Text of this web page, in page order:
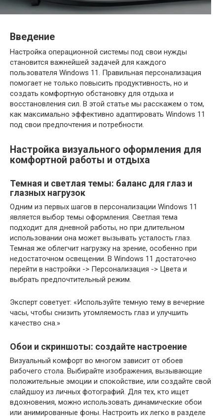
Введение
Настройка операционной системы под свои нужды
становится важнейшей задачей для каждого
пользователя Windows 11. Правильная персонализация
помогает не только повысить продуктивность, но и
создать комфортную обстановку для отдыха и
восстановления сил. В этой статье мы расскажем о том,
как максимально эффективно адаптировать Windows 11
под свои предпочтения и потребности.
Настройка визуального оформления для
комфортной работы и отдыха
Темная и светлая темы: баланс для глаз и
глазных нагрузок
Одним из первых шагов в персонализации Windows 11
является выбор темы оформления. Светлая тема
подходит для дневной работы, но при длительном
использовании она может вызывать усталость глаз.
Темная же облегчит нагрузку на зрение, особенно при
недостаточном освещении. В Windows 11 достаточно
перейти в настройки -> Персонализация -> Цвета и
выбрать предпочтительный режим.
Эксперт советует: «Используйте темную тему в вечерние
часы, чтобы снизить утомляемость глаз и улучшить
качество сна.»
Обои и скриншоты: создайте настроение
Визуальный комфорт во многом зависит от обоев
рабочего стола. Выбирайте изображения, вызывающие
положительные эмоции и спокойствие, или создайте свой
слайдшоу из личных фотографий. Для тех, кто ищет
вдохновения, можно использовать динамические обои
или анимированные фоны. Настроить их легко в разделе